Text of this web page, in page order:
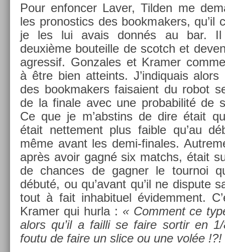
Pour en­fonc­er Laver, Tild­en me
les pro­nos­tics des book­mak­ers, qu’il
je les lui avais donnés au bar. Il
deuxième bouteil­le de scotch et
ag­ressif. Gon­zales et Kram­er
à être bien at­teints. J’in­diquais
des book­mak­ers faisaient du robot
de la fin­ale avec une pro­babilité de
Ce que je m’abstins de dire était
était net­te­ment plus faib­le qu’au
même avant les demi-finales.
après avoir gagné six matchs, était
de chan­ces de gagn­er le tour­noi
débuté, ou qu’avant qu’il ne dis­pute
tout à fait in­habituel évidem­ment.
Kram­er qui hurla : « Com­ment ce
alors qu’il a fail­li se faire sor­tir en
foutu de faire un slice ou une volée !?!